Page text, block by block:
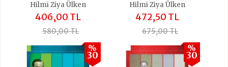
Hilmi Ziya Ülken
406,00 TL
580,00 TL
Hilmi Ziya Ülken
472,50 TL
675,00 TL
%
30
%
30